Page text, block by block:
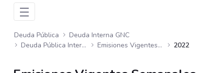
Deuda Pública
Deuda Interna GNC
Deuda Pública Interna GNC
Emisiones Vigentes Semanales 2022